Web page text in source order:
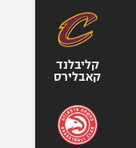
קליבלנד
קאבלירס